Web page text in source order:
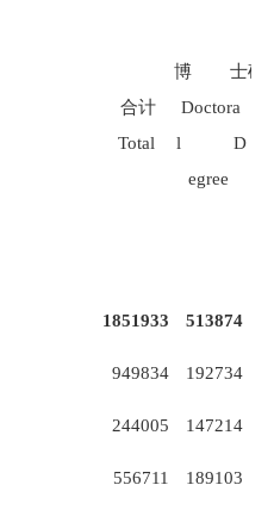
合计
Total
博
士
Doctora
l
D
egree
硕
1851933 513874
949834 192734
244005 147214
556711 189103